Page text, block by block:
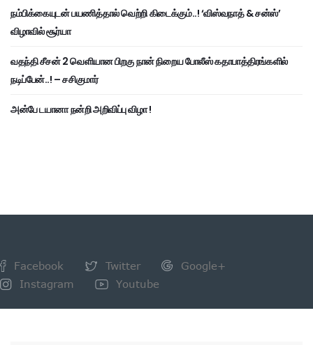
நம்பிக்கையுடன் பயணித்தால் வெற்றி கிடைக்கும்..! ‘விஸ்வநாத் & சன்ஸ்’
விழாவில் சூர்யா
வதந்தி சீசன் 2 வெளியான பிறகு நான் நிறைய போலீஸ் கதாபாத்திரங்களில்
நடிப்பேன்..! – சசிகுமார்
அன்பே டயானா நன்றி அறிவிப்பு விழா !
Facebook Twitter
Google+
Instagram
Youtube